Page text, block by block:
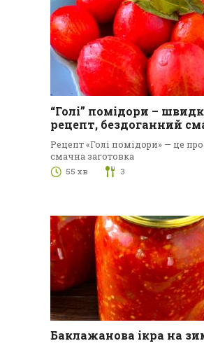
“Голі” помідори –
рецепт, бездоганний
Рецепт «Голі помідори» — це
смачна заготовка
55 хв 3
Баклажанова ікра на